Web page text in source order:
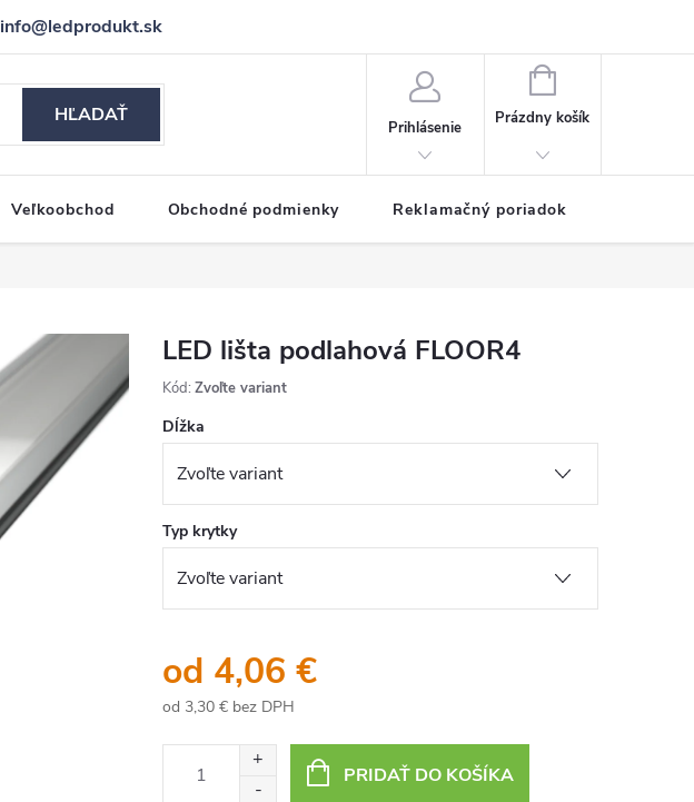
info@ledprodukt.sk
HĽADAŤ
Prihlásenie
NÁKUPNÝ
KOŠÍK
Prázdny košík
Veľkoobchod Obchodné podmienky Reklamačný poriadok
LED lišta podlahová FLOOR4
Kód: Zvoľte variant
Dĺžka
Typ krytky
od 4,06 €
od 3,30 € bez DPH
cena:
PRIDAŤ DO KOŠÍKA